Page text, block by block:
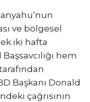
ve bölgesel
iki hafta
hem
Başkanı Donald
çağrısının